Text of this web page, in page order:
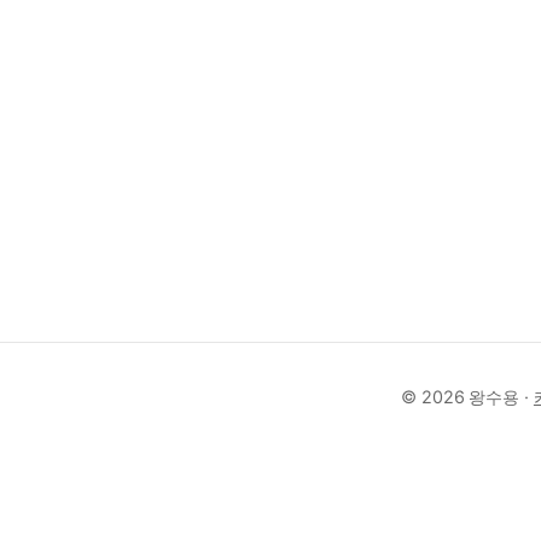
© 2026 왕수용 ·